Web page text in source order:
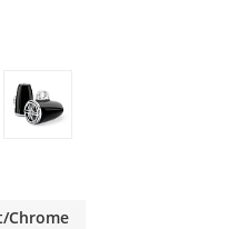
Chrome